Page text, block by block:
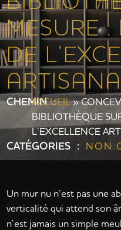
MESURE
DE
CHEMIN :
ACCUEIL»
BIBLIOTHÈQUE
L’EXCELLENCE
CATÉGORIES : NON
Un mur nu n’est pas une
verticalité qui attend son
n’est jamais un simple